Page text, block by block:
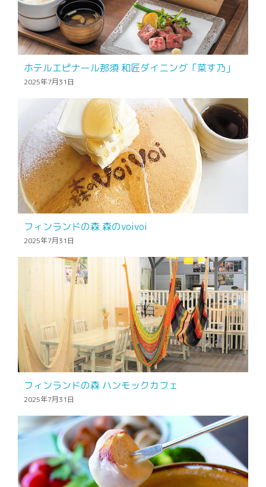
ホテルエピナール那須 和匠ダイニング「菜す乃」
2025年7月31日
フィンランドの森 森のvoivoi
2025年7月31日
フィンランドの森 ハンモックカフェ
2025年7月31日